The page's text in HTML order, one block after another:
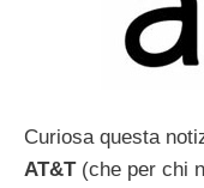
Curiosa questa
AT&T(che per chi